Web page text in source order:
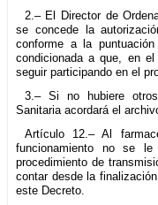
2.– El Director de
se concede la
conforme a la
condicionada a que, en
seguir participando en el
3.– Si no hubiere
Sanitaria acordará el
Artículo 12.– Al
funcionamiento no se
procedimiento de
contar desde la
este Decreto.